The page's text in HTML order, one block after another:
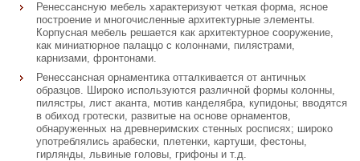
Ренессансную мебель характеризуют четкая форма, ясное
построение и многочисленные архитектурные элементы.
Корпусная мебель решается как архитектурное сооружение,
как миниатюрное палаццо с колоннами, пилястрами,
карнизами, фронтонами.
Ренессансная орнаментика отталкивается от античных
образцов. Широко используются различной формы колонны,
пилястры, лист аканта, мотив канделябра, купидоны; вводятся
в обиход гротески, развитые на основе орнаментов,
обнаруженных на древнеримских стенных росписях; широко
употреблялись арабески, плетенки, картуши, фестоны,
гирлянды, львиные головы, грифоны и т.д.